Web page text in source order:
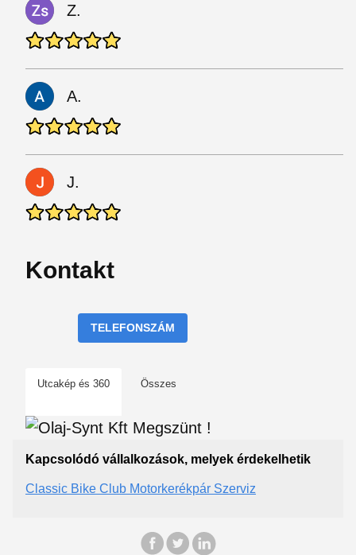
Z.
A.
J.
Kontakt
TELEFONSZÁM
Utcakép és 360 Összes
Kapcsolódó vállalkozások, melyek érdekelhetik
Classic Bike Club Motorkerékpár Szerviz